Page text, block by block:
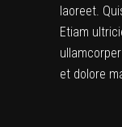
laoreet.
Etiam
et dolore